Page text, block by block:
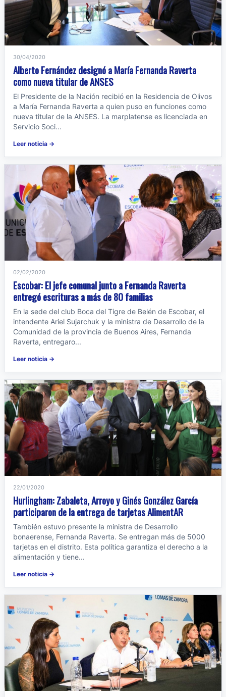
30/04/2020
Alberto Fernández designó a María Fernanda Raverta
como nueva titular de ANSES
El Presidente de la Nación recibió en la Residencia de Olivos
a María Fernanda Raverta a quien puso en funciones como
nueva titular de la ANSES. La marplatense es licenciada en
Servicio Soci...
Leer noticia →
02/02/2020
Escobar: El jefe comunal junto a Fernanda Raverta
entregó escrituras a más de 80 familias
En la sede del club Boca del Tigre de Belén de Escobar, el
intendente Ariel Sujarchuk y la ministra de Desarrollo de la
Comunidad de la provincia de Buenos Aires, Fernanda
Raverta, entregaro...
Leer noticia →
22/01/2020
Hurlingham: Zabaleta, Arroyo y Ginés González García
participaron de la entrega de tarjetas AlimentAR
También estuvo presente la ministra de Desarrollo
bonaerense, Fernanda Raverta. Se entregan más de 5000
tarjetas en el distrito. Esta política garantiza el derecho a la
alimentación y tiene...
Leer noticia →